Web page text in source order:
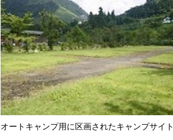
オートキャンプ用に区画されたキャンプサイト